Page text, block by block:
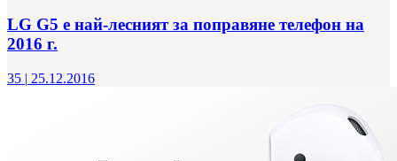
LG G5 е най-лесният за поправяне телефон на
2016 г.
35 | 25.12.2016